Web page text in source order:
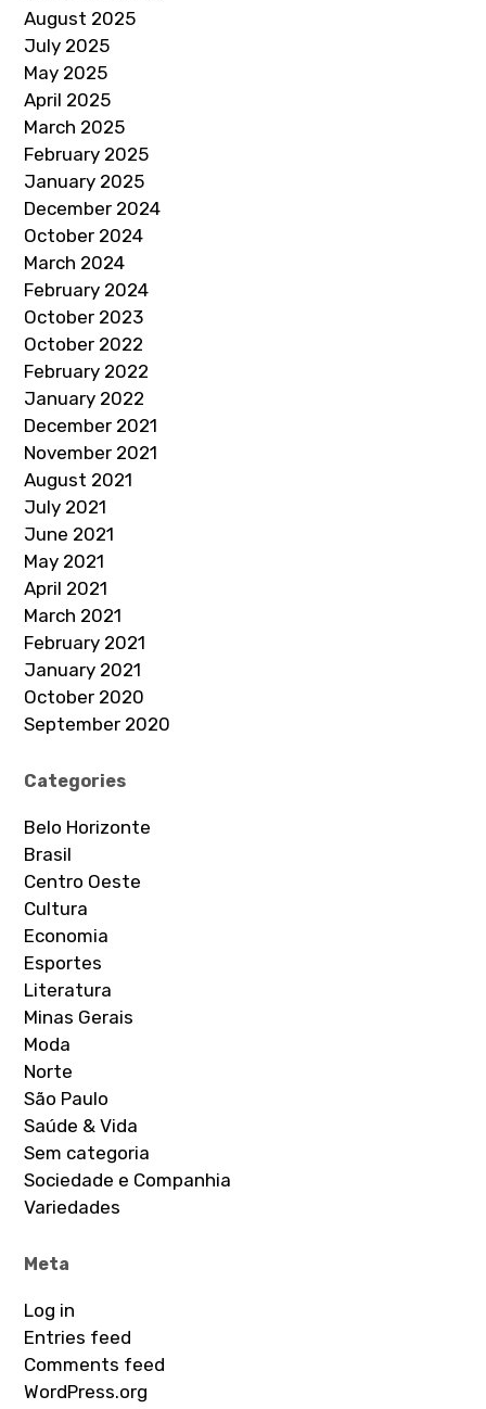
August 2025
July 2025
May 2025
April 2025
March 2025
February 2025
January 2025
December 2024
October 2024
March 2024
February 2024
October 2023
October 2022
February 2022
January 2022
December 2021
November 2021
August 2021
July 2021
June 2021
May 2021
April 2021
March 2021
February 2021
January 2021
October 2020
September 2020
Categories
Belo Horizonte
Brasil
Centro Oeste
Cultura
Economia
Esportes
Literatura
Minas Gerais
Moda
Norte
São Paulo
Saúde & Vida
Sem categoria
Sociedade e Companhia
Variedades
Meta
Log in
Entries feed
Comments feed
WordPress.org